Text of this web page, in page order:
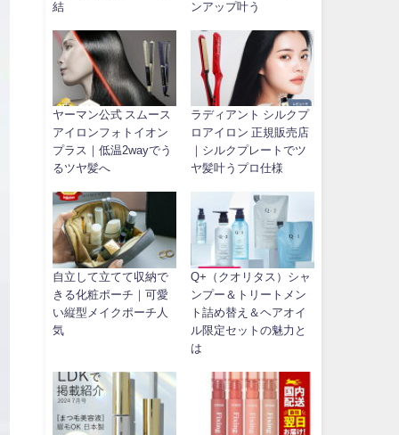
結
ンアップ叶う
ヤーマン公式 スムース
アイロンフォトイオン
プラス｜低温2wayでう
るツヤ髪へ
ラディアント シルクプ
ロアイロン 正規販売店
｜シルクプレートでツ
ヤ髪叶うプロ仕様
自立して立てて収納で
きる化粧ポーチ｜可愛
い縦型メイクポーチ人
気
Q+（クオリタス）シャ
ンプー＆トリートメン
ト詰め替え＆ヘアオイ
ル限定セットの魅力と
は